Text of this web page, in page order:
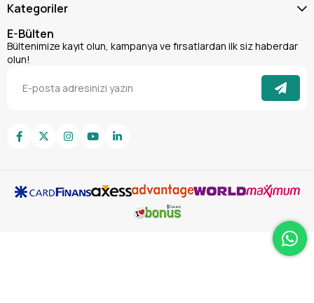
Kategoriler
E-Bülten
Bültenimize kayıt olun, kampanya ve fırsatlardan ilk siz haberdar
olun!